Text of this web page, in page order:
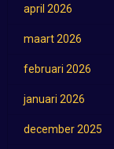
april 2026
maart 2026
februari 2026
januari 2026
december 2025